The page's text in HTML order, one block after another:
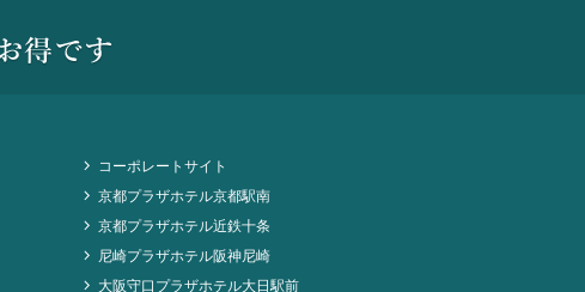
コーポレートサイト
京都プラザホテル京都駅南
京都プラザホテル近鉄十条
尼崎プラザホテル阪神尼崎
大阪守口プラザホテル大日駅前